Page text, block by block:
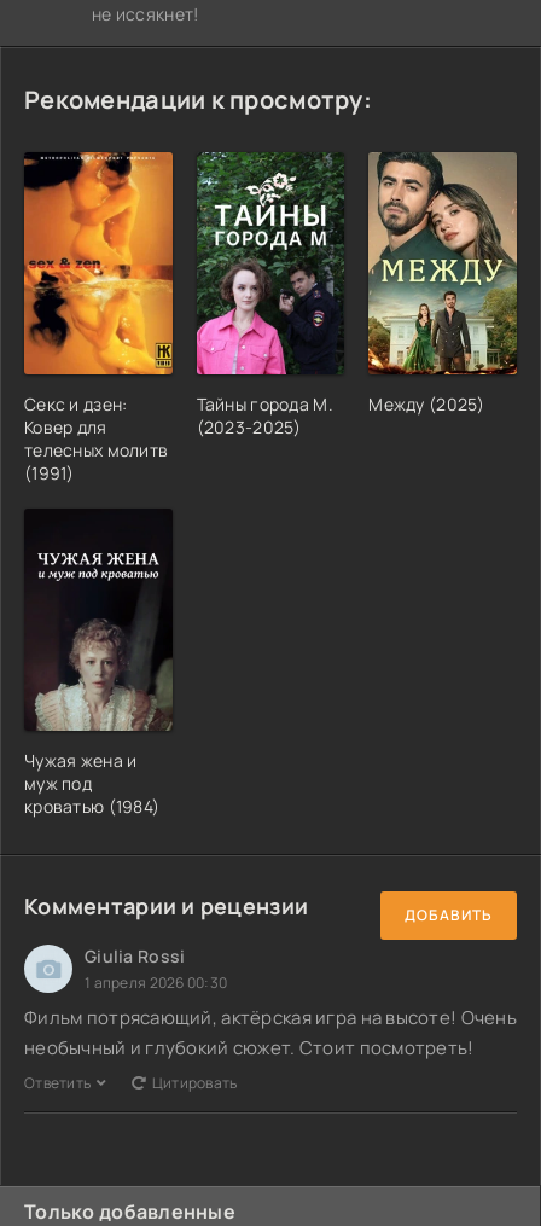
не иссякнет!
Рекомендации к просмотру:
Секс и дзен:
Ковер для
телесных молитв
(1991)
Тайны города М.
(2023-2025)
Между (2025)
Чужая жена и
муж под
кроватью (1984)
Комментарии и рецензии ДОБАВИТЬ
Giulia Rossi
1 апреля 2026 00:30
Фильм потрясающий, актёрская игра на высоте! Очень
необычный и глубокий сюжет. Стоит посмотреть!
Ответить Цитировать
Только добавленные